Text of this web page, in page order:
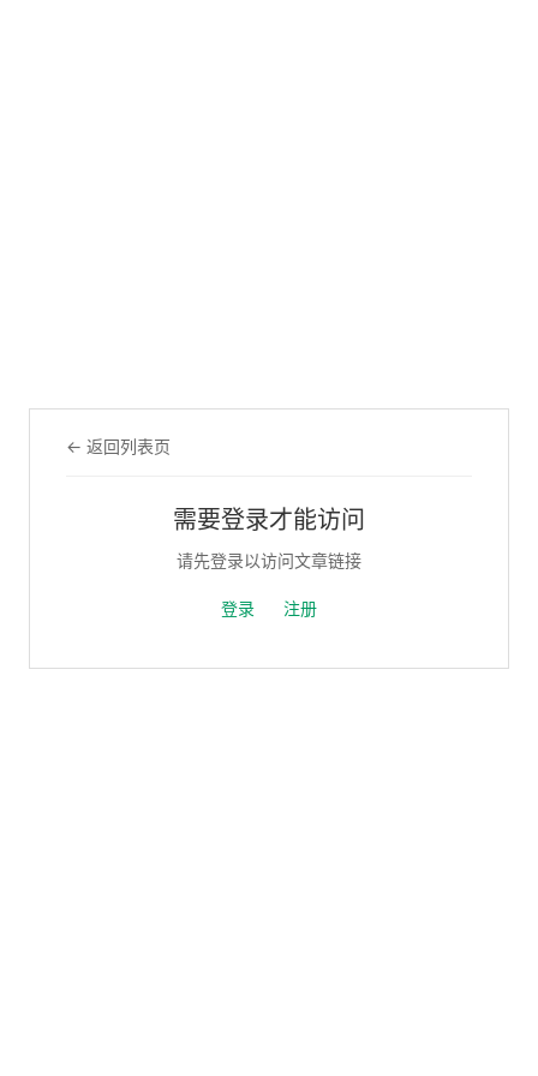
← 返回列表页
需要登录才能访问
请先登录以访问文章链接
登录 注册